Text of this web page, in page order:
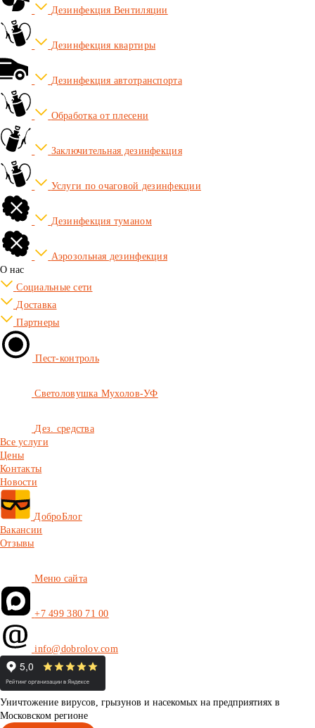
Дезинфекция Вентиляции
Дезинфекция квартиры
Дезинфекция автотранспорта
Обработка от плесени
Заключительная дезинфекция
Услуги по очаговой дезинфекции
Дезинфекция туманом
Аэрозольная дезинфекция
О нас
Социальные сети
Доставка
Партнеры
Пест-контроль
Светоловушка Мухолов-УФ
Дез. средства
Все услуги
Цены
Контакты
Новости
ДоброБлог
Вакансии
Отзывы
Меню сайта
+7 499 380 71 00
info@dobrolov.com
Уничтожение вирусов, грызунов и насекомых на предприятиях в
Московском регионе